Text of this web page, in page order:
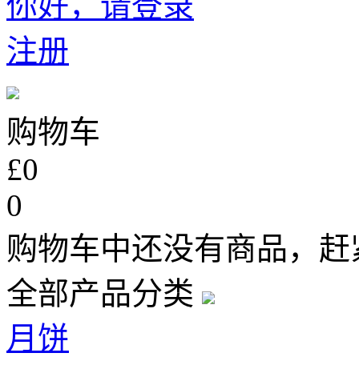
注册
购物车
£0
0
购物车中还没有商品，
全部产品分类
月饼